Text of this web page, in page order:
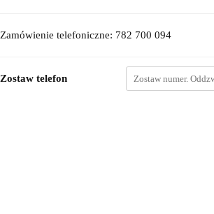
Zamówienie telefoniczne: 782 700 094
Zostaw telefon